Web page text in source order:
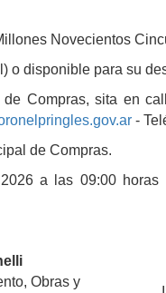
Novecientos
o disponible para su
de Compras, sita en
-
de Compras.
a las 09:00
Obras y